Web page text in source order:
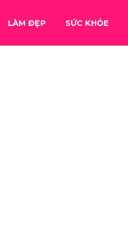
LÀM ĐẸP SỨC KHỎE